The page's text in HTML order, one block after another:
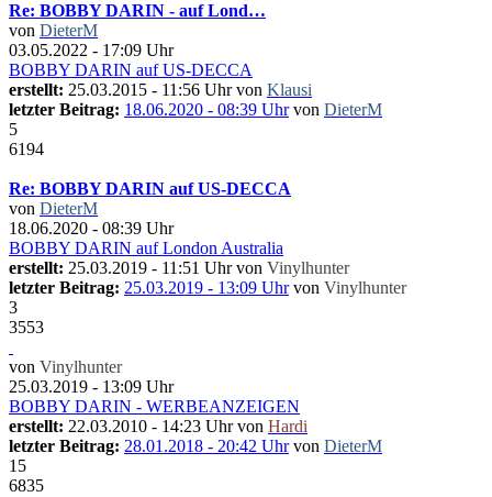
Re: BOBBY DARIN - auf Lond…
von DieterM
03.05.2022 - 17:09 Uhr
BOBBY DARIN auf US-DECCA
erstellt: 25.03.2015 - 11:56 Uhr von Klausi
letzter Beitrag: 18.06.2020 - 08:39 Uhrvon DieterM
5
6194
Re: BOBBY DARIN auf US-DECCA
von DieterM
18.06.2020 - 08:39 Uhr
BOBBY DARIN auf London Australia
erstellt: 25.03.2019 - 11:51 Uhr von Vinylhunter
letzter Beitrag: 25.03.2019 - 13:09 Uhrvon Vinylhunter
3
3553
von Vinylhunter
25.03.2019 - 13:09 Uhr
BOBBY DARIN - WERBEANZEIGEN
erstellt: 22.03.2010 - 14:23 Uhr von Hardi
letzter Beitrag: 28.01.2018 - 20:42 Uhrvon DieterM
15
6835